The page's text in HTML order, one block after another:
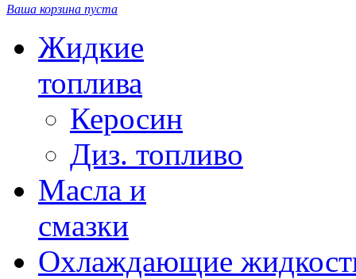
Ваша корзина пуста
Жидкие
топлива
Керосин
Диз. топливо
Масла и
смазки
Охлаждающие